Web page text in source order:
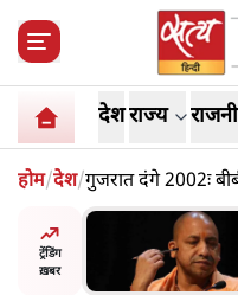
देशराज्य
होम/देश/गुजरात दंगे 2002ः
ट्रेंडिंग
ख़बर
पर